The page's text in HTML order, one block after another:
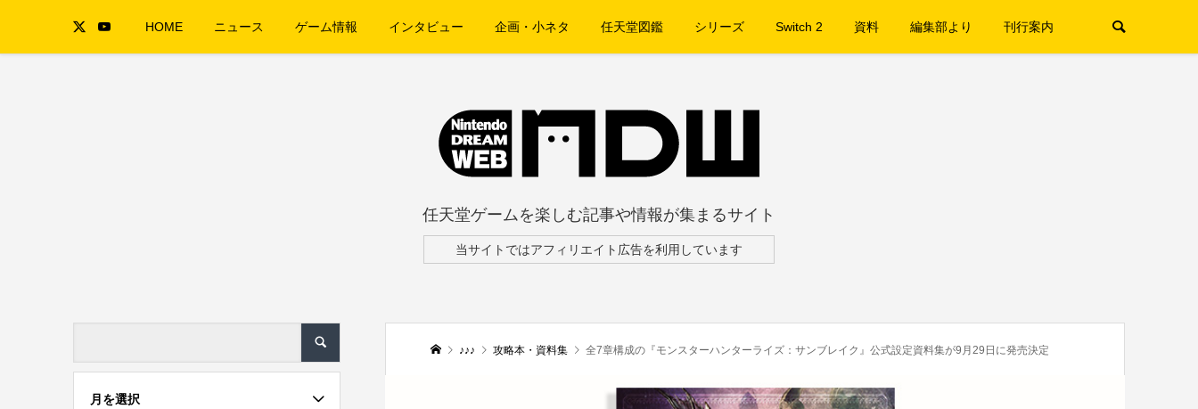
HOME ニュース ゲーム情報 インタビュー 企画・小ネタ 任天堂図鑑 シリーズ Switch 2 資料 編集部より 刊行案内
任天堂ゲームを楽しむ記事や情報が集まるサイト
当サイトではアフィリエイト広告を利用しています
♪♪♪ 攻略本・資料集 全7章構成の『モンスターハンターライズ：サンブレイク』公式設定資料集が9月29日に発売決定
月を選択